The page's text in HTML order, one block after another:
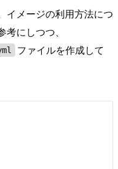
イメージの利用方法につ
にしつつ、
ファイルを作成して